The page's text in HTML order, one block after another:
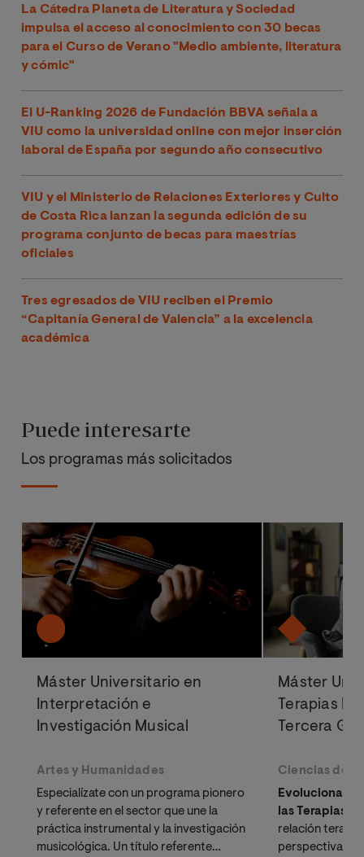
La Cátedra Planeta de Literatura y Sociedad
impulsa el acceso al conocimiento con 30 becas
para el Curso de Verano "Medio ambiente, literatura
y cómic"
El U-Ranking 2026 de Fundación BBVA señala a
VIU como la universidad online con mejor inserción
laboral de España por segundo año consecutivo
VIU y el Ministerio de Relaciones Exteriores y Culto
de Costa Rica lanzan la segunda edición de su
programa conjunto de becas para maestrías
oficiales
Tres egresados de VIU reciben el Premio
“Capitanía General de Valencia” a la excelencia
académica
Puede interesarte
Los programas más solicitados
Máster Universitario en
Interpretación e
Investigación Musical
Artes y Humanidades
Especialízate con un programa pionero
y referente en el sector que une la
práctica instrumental y la investigación
musicológica. Un título referente
Máster
Terapias
Tercera
Ciencias de
Evoluciona tu
las Terapias
relación
perspectiva